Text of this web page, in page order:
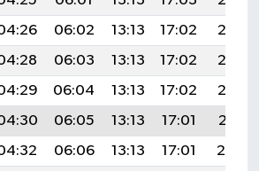
06:02 13:13 17:02
20:15
06:03 13:13 17:02
20:13
06:04 13:13 17:02
20:12
06:05 13:13 17:01
20:11
06:06 13:13 17:01
20:10